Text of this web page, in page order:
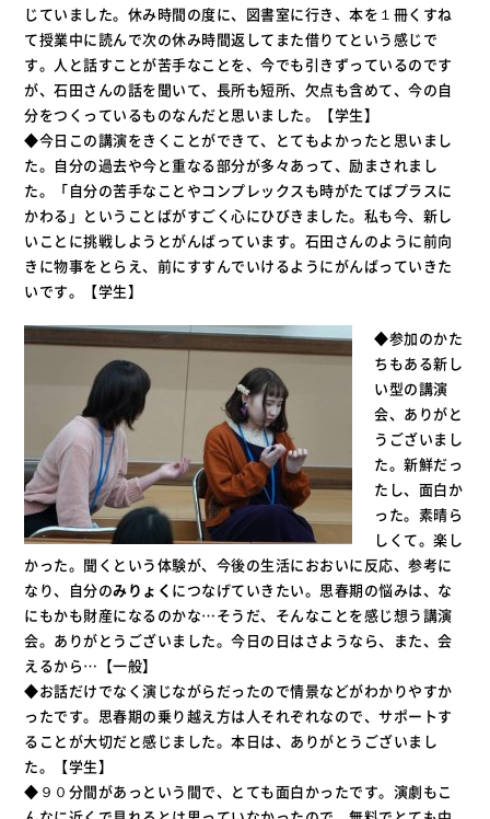
じていました。休み時間の度に、図書室に行き、本を１冊くすね
て授業中に読んで次の休み時間返してまた借りてという感じで
す。人と話すことが苦手なことを、今でも引きずっているのです
が、石田さんの話を聞いて、長所も短所、欠点も含めて、今の自
分をつくっているものなんだと思いました。【学生】
◆今日この講演をきくことができて、とてもよかったと思いまし
た。自分の過去や今と重なる部分が多々あって、励まされまし
た。「自分の苦手なことやコンプレックスも時がたてばプラスに
かわる」ということばがすごく心にひびきました。私も今、新し
いことに挑戦しようとがんばっています。石田さんのように前向
きに物事をとらえ、前にすすんでいけるようにがんばっていきた
いです。【学生】
◆参加のかた
ちもある新し
い型の講演
会、ありがと
うございまし
た。新鮮だっ
たし、面白か
った。素晴ら
しくて。楽し
かった。聞くという体験が、今後の生活におおいに反応、参考に
なり、自分のみりょく につなげていきたい。思春期の悩みは、な
にもかも財産になるのかな…そうだ、そんなことを感じ想う講演
会。ありがとうございました。今日の日はさようなら、また、会
えるから…【一般】
◆お話だけでなく演じながらだったので情景などがわかりやすか
ったです。思春期の乗り越え方は人それぞれなので、サポートす
ることが大切だと感じました。本日は、ありがとうございまし
た。【学生】
◆９０分間があっという間で、とても面白かったです。演劇もこ